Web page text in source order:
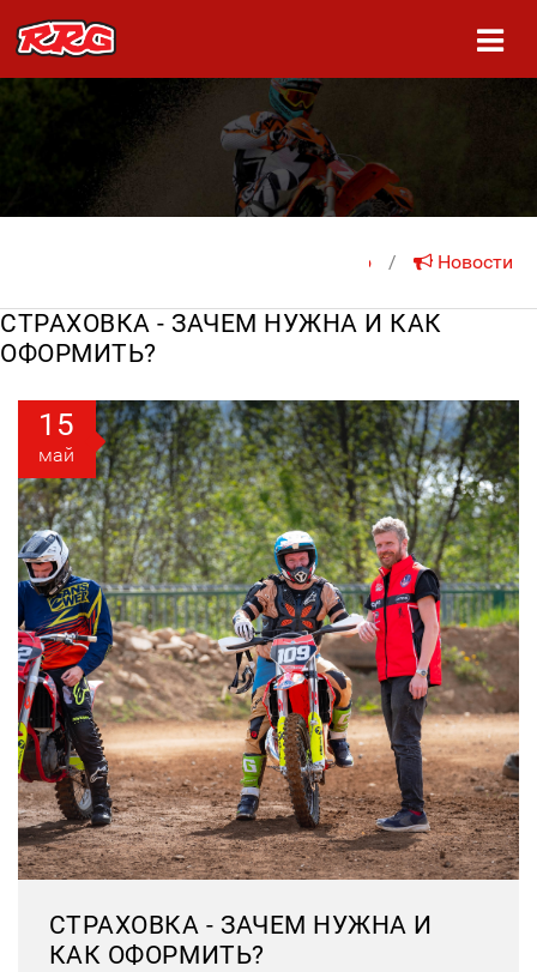
На главную / Новости
СТРАХОВКА - ЗАЧЕМ НУЖНА И КАК
ОФОРМИТЬ?
15
май
СТРАХОВКА - ЗАЧЕМ НУЖНА И
КАК ОФОРМИТЬ?